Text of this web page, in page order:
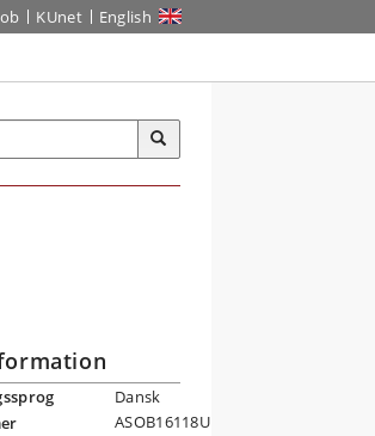
KUnet English
Dansk
ASOB16118U